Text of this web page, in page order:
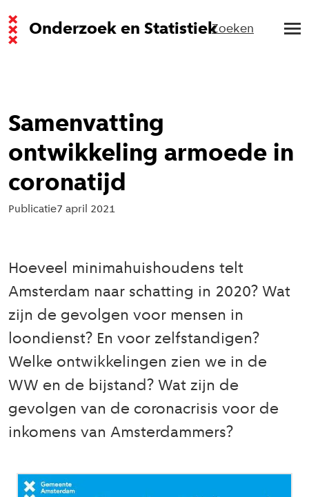
Onderzoek en StatistiekZoeken
Samenvatting
ontwikkeling armoede in
coronatijd
Publicatie7 april 2021
Hoeveel minimahuishoudens telt
Amsterdam naar schatting in 2020? Wat
zijn de gevolgen voor mensen in
loondienst? En voor zelfstandigen?
Welke ontwikkelingen zien we in de
WW en de bijstand? Wat zijn de
gevolgen van de coronacrisis voor de
inkomens van Amsterdammers?